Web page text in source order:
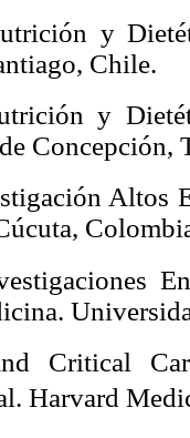
y
Chile.
y
Concepción,
Altos
Critical
Harvard